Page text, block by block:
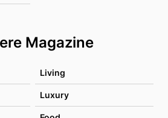
Magazine
Living
Luxury